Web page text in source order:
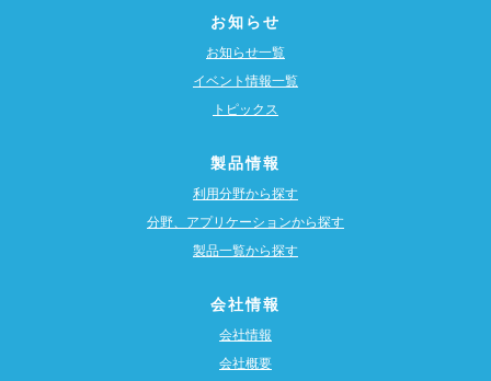
お知らせ
お知らせ一覧
イベント情報一覧
トピックス
製品情報
利用分野から探す
分野、アプリケーションから探す
製品一覧から探す
会社情報
会社情報
会社概要